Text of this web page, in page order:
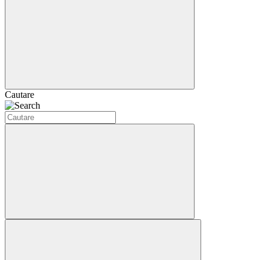
Cautare